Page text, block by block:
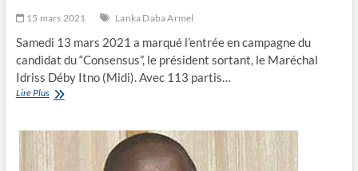
15 mars 2021 Lanka Daba Armel
Samedi 13 mars 2021 a marqué l’entrée en campagne du
candidat du “Consensus”, le président sortant, le Maréchal
Idriss Déby Itno (Midi). Avec 113 partis…
Lire PlusLes
campagne
Midi